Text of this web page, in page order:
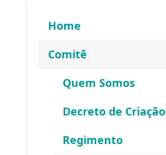
Home
Comitê
Quem Somos
Decreto de Criação
Regimento